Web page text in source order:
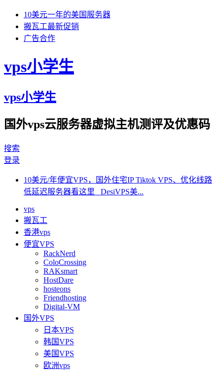
10美元一年的美国服务器
搬瓦工最新促销
广告合作
vps小学生
vps小学生
国外vps云服务器虚拟主机测评及优惠码
搜索
登录
10美元/年便宜VPS，国外住宅IP Tiktok VPS、优化线路
低延迟服务器看这里 DesiVPS美...
vps
搬瓦工
香港vps
便宜VPS
RackNerd
ColoCrossing
RAKsmart
HostDare
hosteons
Friendhosting
Digital-VM
国外VPS
日本VPS
韩国VPS
美国VPS
欧洲vps